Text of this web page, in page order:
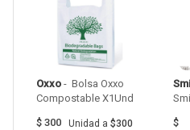
Oxxo - Bolsa Oxxo
$ 300 Unidad a $300
$